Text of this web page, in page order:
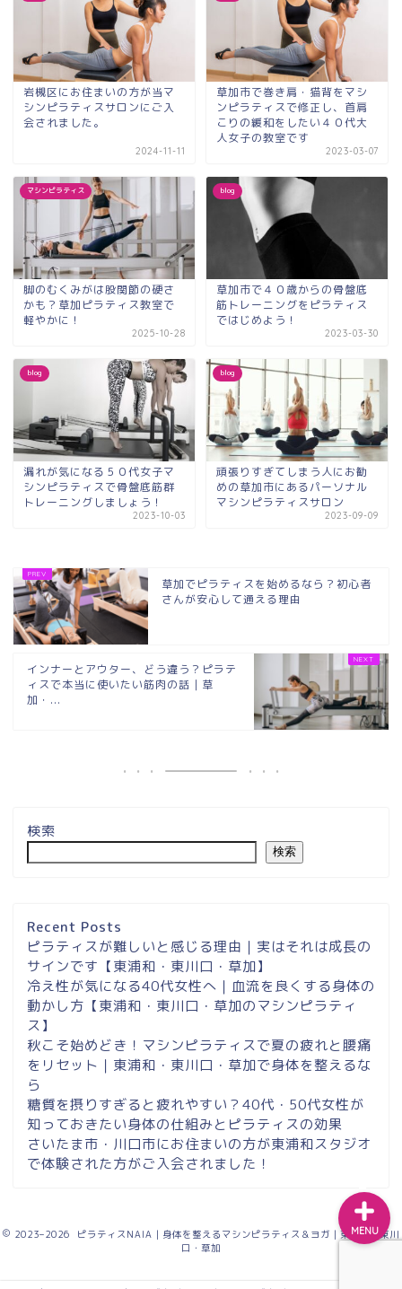
岩槻区にお住まいの方が当マ
シンピラティスサロンにご入
会されました。
2024-11-11
草加市で巻き肩・猫背をマシ
ンピラティスで修正し、首肩
こりの緩和をしたい４０代大
人女子の教室です
2023-03-07
マシンピラティス
脚のむくみがは股関節の硬さ
かも？草加ピラティス教室で
軽やかに！
2025-10-28
blog
草加市で４０歳からの骨盤底
筋トレーニングをピラティス
ではじめよう！
2023-03-30
blog
漏れが気になる５０代女子マ
シンピラティスで骨盤底筋群
トレーニングしましょう！
2023-10-03
blog
頑張りすぎてしまう人にお勧
めの草加市にあるパーソナル
マシンピラティスサロン
2023-09-09
草加でピラティスを始めるなら？初心者
さんが安心して通える理由
インナーとアウター、どう違う？ピラテ
ィスで本当に使いたい筋肉の話｜草
加・...
検索
検索
Recent Posts
ピラティスが難しいと感じる理由｜実はそれは成長の
サインです【東浦和・東川口・草加】
冷え性が気になる40代女性へ｜血流を良くする身体の
動かし方【東浦和・東川口・草加のマシンピラティ
ス】
秋こそ始めどき！マシンピラティスで夏の疲れと腰痛
をリセット｜東浦和・東川口・草加で身体を整えるな
ら
糖質を摂りすぎると疲れやすい？40代・50代女性が
知っておきたい身体の仕組みとピラティスの効果
さいたま市・川口市にお住まいの方が東浦和スタジオ
で体験された方がご入会されました！
2023–2026 ピラティスNAIA｜身体を整えるマシンピラティス＆ヨガ｜東浦和・東川
口・草加
MENU
内
東浦和スタジオ予約
東浦和｜大人女性のための
マシンピラティススタジオ
Instagram